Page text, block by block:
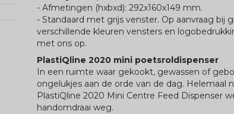
- Afmetingen (hxbxd): 292x160x149 mm.
- Standaard met grijs venster. Op aanvraag bij
verschillende kleuren vensters en
met ons op.
PlastiQline 2020 mini poetsroldispenser
In een ruimte waar gekookt, gewassen of
ongelukjes aan de orde van de dag. Helemaal
PlastiQline 2020 Mini Centre Feed Dispenser
handomdraai weg.